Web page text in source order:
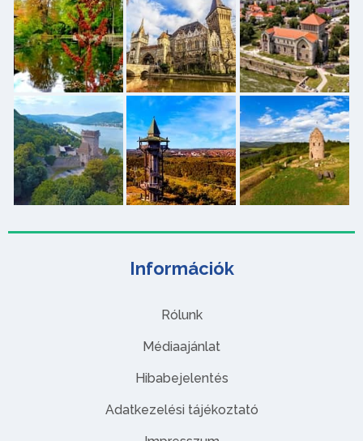
Információk
Rólunk
Médiaajánlat
Hibabejelentés
Adatkezelési tájékoztató